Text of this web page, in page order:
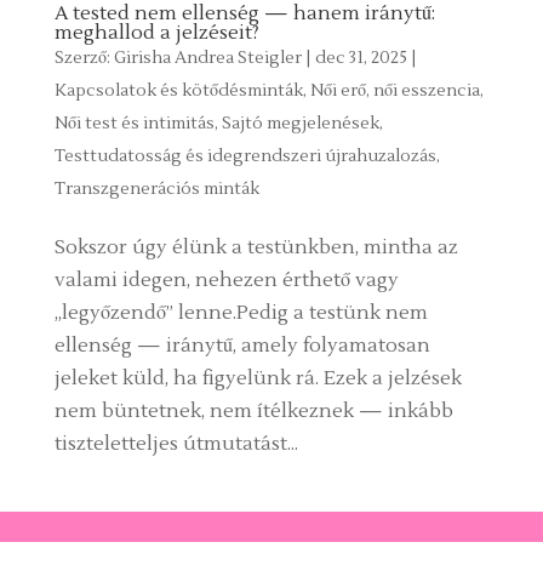
A tested nem ellenség — hanem iránytű:
meghallod a jelzéseit?
Szerző: Girisha Andrea Steigler| dec 31, 2025
Kapcsolatok és kötődésminták, Női erő, női esszencia,
Női test és intimitás, Sajtó megjelenések,
Testtudatosság és idegrendszeri újrahuzalozás,
Transzgenerációs minták
Sokszor úgy élünk a testünkben, mintha az
valami idegen, nehezen érthető vagy
„legyőzendő” lenne.Pedig a testünk nem
ellenség — iránytű, amely folyamatosan
jeleket küld, ha figyelünk rá. Ezek a jelzések
nem büntetnek, nem ítélkeznek — inkább
tiszteletteljes útmutatást...